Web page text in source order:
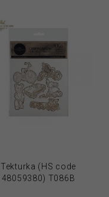
Tekturka (HS code
48059380) T086B